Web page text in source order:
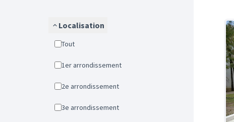
Localisation
Tout
1er arrondissement
2e arrondissement
3e arrondissement